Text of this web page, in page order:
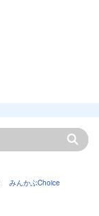
みんかぶChoice